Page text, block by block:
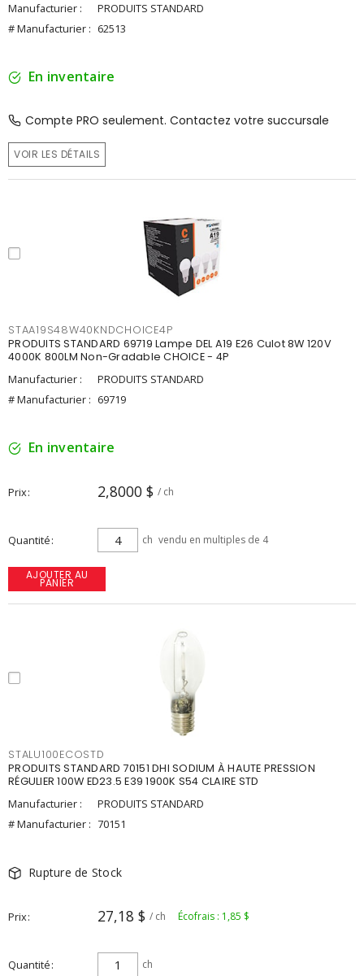
Manufacturier :
PRODUITS STANDARD
# Manufacturier : 62513
En inventaire
Compte PRO seulement. Contactez votre succursale
VOIR LES DÉTAILS
STAA19S48W40KNDCHOICE4P
PRODUITS STANDARD 69719 Lampe DEL A19 E26 Culot 8W 120V
4000K 800LM Non-Gradable CHOICE - 4P
Manufacturier :
PRODUITS STANDARD
# Manufacturier : 69719
En inventaire
Prix 2,8000 $ / ch
Quantité ch vendu en multiples de 4
AJOUTER AU
PANIER
STALU100ECOSTD
PRODUITS STANDARD 70151 DHI SODIUM À HAUTE PRESSION
RÉGULIER 100W ED23.5 E39 1900K S54 CLAIRE STD
Manufacturier :
PRODUITS STANDARD
# Manufacturier : 70151
Rupture de Stock
Prix 27,18 $ / ch Écofrais : 1,85 $
Quantité ch